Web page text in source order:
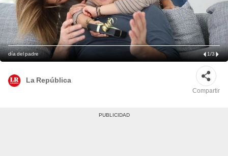
día del padre 1/3
La República
Compartir